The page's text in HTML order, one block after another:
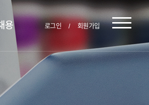
용 로그인 회원가입